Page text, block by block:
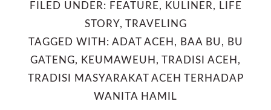
FILED UNDER: FEATURE, KULINER, LIFE
STORY, TRAVELING
TAGGED WITH: ADAT ACEH , BAA BU, BU
GATENG, KEUMAWEUH , TRADISI ACEH ,
TRADISI MASYARAKAT ACEH TERHADAP
WANITA HAMIL